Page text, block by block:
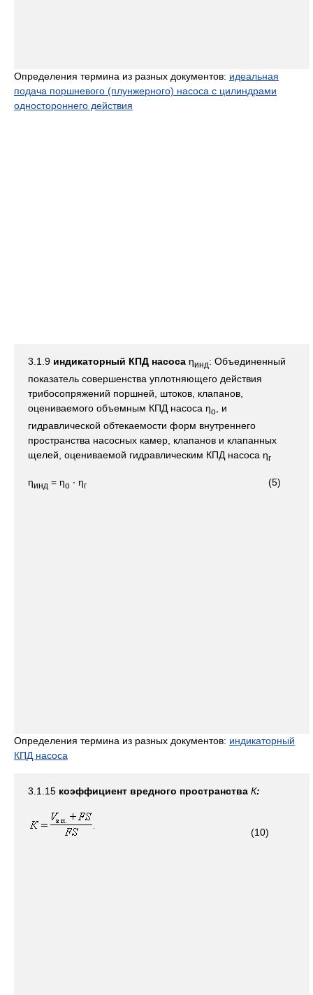
Определения термина из разных документов: идеальная
подача поршневого (плунжерного) насоса с цилиндрами
одностороннего действия
3.1.9 индикаторный КПД насоса ηинд: Объединенный
показатель совершенства уплотняющего действия
трибосопряжений поршней, штоков, клапанов,
оцениваемого объемным КПД насоса ηo
, и
гидравлической обтекаемости форм внутреннего
пространства насосных камер, клапанов и клапанных
щелей, оцениваемой гидравлическим КПД насоса ηг
ηинд = ηо ∙ ηг (5)
Определения термина из разных документов: индикаторный
КПД насоса
3.1.15 коэффициент вредного пространства К:
(10)